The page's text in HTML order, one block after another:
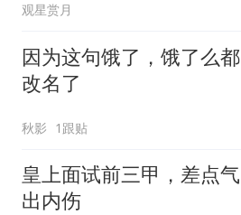
观星赏月
因为这句饿了，饿了么都
改名了
秋影 1跟贴
皇上面试前三甲，差点气
出内伤